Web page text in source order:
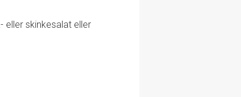
eller skinkesalat eller